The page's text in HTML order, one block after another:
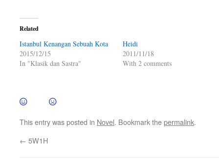
Related
Istanbul Kenangan Sebuah Kota
2015/12/15
In "Klasik dan Sastra"
Heidi
2011/11/18
With 2 comments
This entry was posted in Novel. Bookmark thepermalink.
← 5W1H